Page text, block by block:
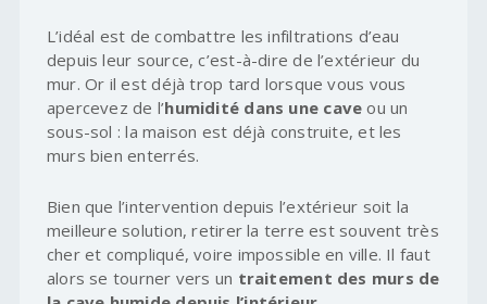
L’idéal est de combattre les infiltrations d’eau
depuis leur source, c’est-à-dire de l’extérieur du
mur. Or il est déjà trop tard lorsque vous vous
apercevez de l’humidité dans une cave ou un
sous-sol : la maison est déjà construite, et les
murs bien enterrés.
Bien que l’intervention depuis l’extérieur soit la
meilleure solution, retirer la terre est souvent très
cher et compliqué, voire impossible en ville. Il faut
alors se tourner vers un traitement des murs de